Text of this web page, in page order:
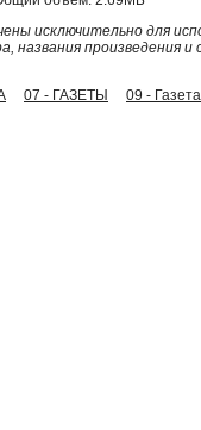
исключительно для
названия произведения
07 - ГАЗЕТЫ 09 -